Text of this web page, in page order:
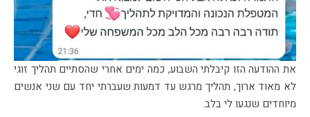
את ההודעה הזו קיבלתי השבוע, כמה ימים אחרי שהסתיים תהליך זוגי
לא מאוד ארוך, תהליך מרגש עד דמעות שעברתי יחד עם שני אנשים
מיוחדים שנגעו לי בלב.